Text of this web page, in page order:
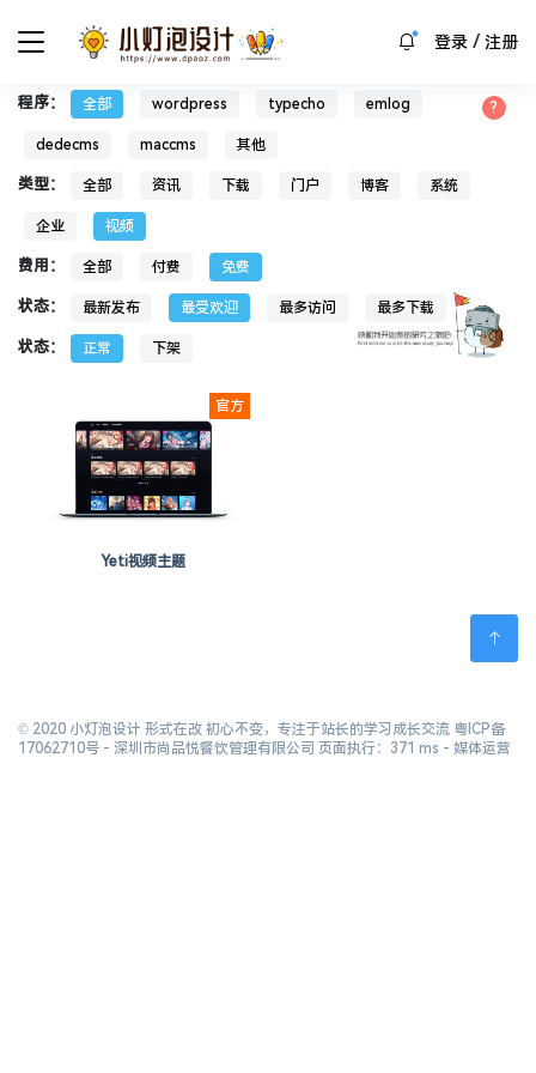
登录/ 注册
程序： 全部 wordpress typecho emlog
dedecms maccms 其他
类型： 全部 资讯 下载 门户 博客 系统
企业 视频
费用： 全部 付费 免费
状态： 最新发布 最受欢迎 最多访问 最多下载
状态： 正常 下架
Yeti视频主题
官方
© 2020 小灯泡设计 形式在改 初心不变，专注于站长的学习成长交流 粤ICP备
17062710号 - 深圳市尚品悦餐饮管理有限公司 页面执行：371 ms - 媒体运营